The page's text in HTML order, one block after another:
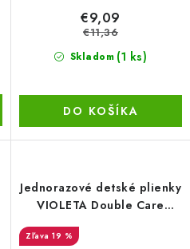
Skladom (1 ks)
€9,09
€11,36
DO KOŠÍKA
Jednorazové detské plienky
VIOLETA Double Care
19 %